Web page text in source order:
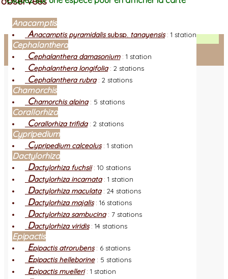
Facebook
Connexion adhérent
Anacamptis
Anacamptis pyramidalissubsp. tanayensis: 1 station
Cephalanthera
Cephalanthera damasonium: 1 station
Cephalanthera longifolia: 2 stations
Cephalanthera rubra: 2 stations
Chamorchis
Chamorchis alpina: 5 stations
Corallorhiza
Corallorhiza trifida: 2 stations
Cypripedium
Cypripedium calceolus: 1 station
Dactylorhiza
Dactylorhiza fuchsii: 10 stations
Dactylorhiza incarnata: 1 station
Dactylorhiza maculata: 24 stations
Dactylorhiza majalis: 16 stations
Dactylorhiza sambucina: 7 stations
Dactylorhiza viridis: 14 stations
Epipactis
Epipactis atrorubens: 6 stations
Epipactis helleborine: 5 stations
Epipactis muelleri: 1 station